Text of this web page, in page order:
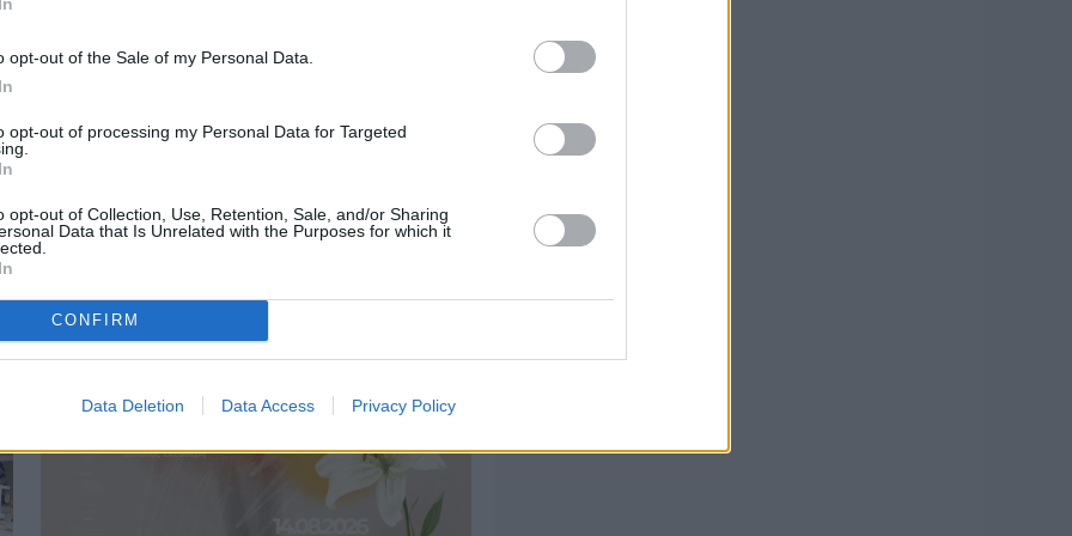
opt-out of the Sale of my Personal Data.
opt-out of processing my Personal Data for Targeted
opt-out of Collection, Use, Retention, Sale, and/or Sharing
Data that Is Unrelated with the Purposes for which it
CONFIRM
Data Deletion Data Access Privacy Policy
Οδηγοί Δασικών Υπηρεσιών: Ζητούν
ένταξη στο ανθυγιεινό επίδομα